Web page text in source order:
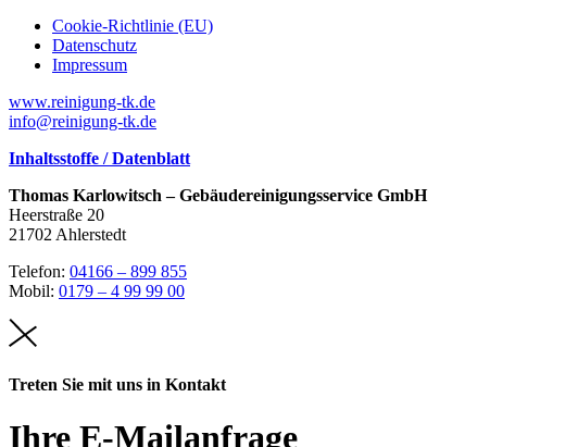
Cookie-Richtlinie (EU)
Datenschutz
Impressum
www.reinigung-tk.de
info@reinigung-tk.de
Inhaltsstoffe / Datenblatt
Thomas Karlowitsch – Gebäudereinigungsservice GmbH
Heerstraße 20
21702 Ahlerstedt
Telefon: 04166 – 899 855
Mobil: 0179 – 4 99 99 00
Treten Sie mit uns in Kontakt
Ihre E-Mailanfrage